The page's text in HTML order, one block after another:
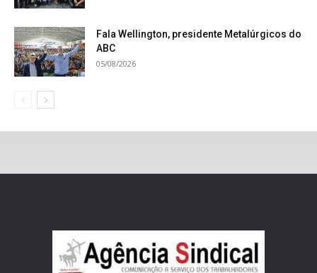
Fala Wellington, presidente Metalúrgicos do
ABC
05/08/2026